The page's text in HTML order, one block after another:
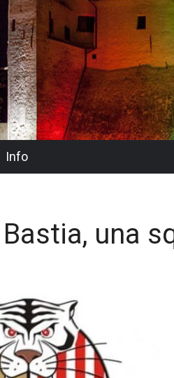
Info
una